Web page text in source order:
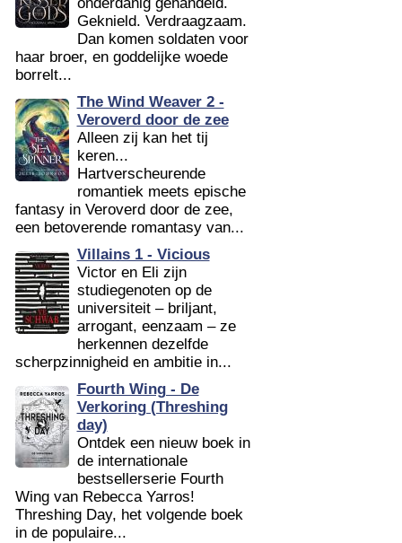
Geknield. Verdraagzaam.
Dan komen soldaten voor
haar broer, en goddelijke woede
borrelt...
The Wind Weaver 2 -
Veroverd door de zee
Alleen zij kan het tij
keren...
Hartverscheurende
romantiek meets epische
fantasy in Veroverd door de zee,
een betoverende romantasy van...
Villains 1 - Vicious
Victor en Eli zijn
studiegenoten op de
universiteit – briljant,
arrogant, eenzaam – ze
herkennen dezelfde
scherpzinnigheid en ambitie in...
Fourth Wing - De
Verkoring (Threshing
day)
Ontdek een nieuw boek in
de internationale
bestsellerserie Fourth
Wing van Rebecca Yarros!
Threshing Day, het volgende boek
in de populaire...